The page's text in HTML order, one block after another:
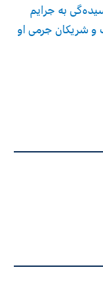
به جرایم
و شریکان جرمی‌ او